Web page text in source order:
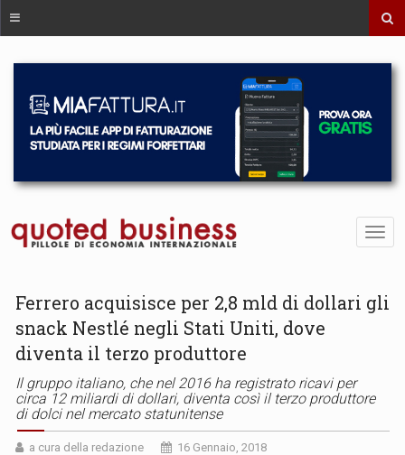
Ferrero acquisisce per 2,8 mld di dollari gli
snack Nestlé negli Stati Uniti, dove
diventa il terzo produttore
Il gruppo italiano, che nel 2016 ha registrato ricavi per
circa 12 miliardi di dollari, diventa così il terzo produttore
di dolci nel mercato statunitense
a cura della redazione
16 Gennaio, 2018